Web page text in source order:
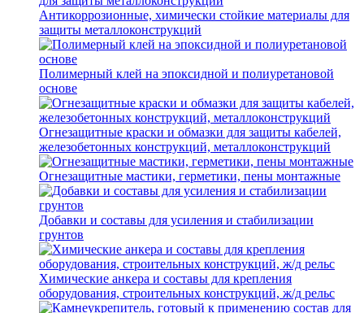
Антикоррозионные, химически стойкие материалы для
защиты металлоконструкций
Полимерный клей на эпоксидной и полиуретановой
основе
Огнезащитные краски и обмазки для защиты кабелей,
железобетонных конструкций, металлоконструкций
Огнезащитные мастики, герметики, пены монтажные
Добавки и составы для усиления и стабилизации
грунтов
Химические анкера и составы для крепления
оборудования, строительных конструкций, ж/д рельс